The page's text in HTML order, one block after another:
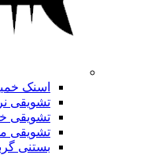
اسنک
تشویقی
تشویقی
تشویقی
بستنی